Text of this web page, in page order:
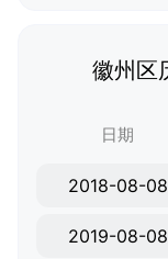
徽州区
日期
2018-08-08
2019-08-08